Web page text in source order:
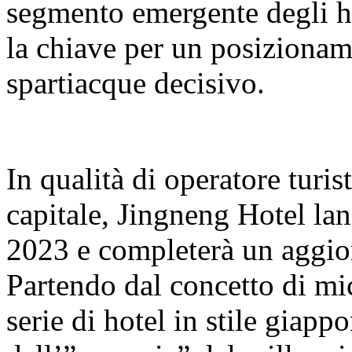
segmento emergente degli
la chiave per un
spartiacque decisivo.
In qualità di operatore
capitale, Jingneng Hotel
2023 e completerà un
Partendo dal concetto di
serie di hotel in stile